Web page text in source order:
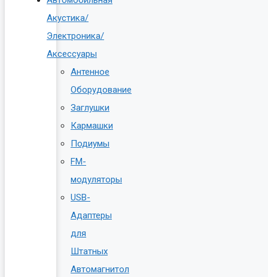
Акустика/
Электроника/
Аксессуары
Антенное
Оборудование
Заглушки
Кармашки
Подиумы
FM-
модуляторы
USB-
Адаптеры
для
Штатных
Автомагнитол